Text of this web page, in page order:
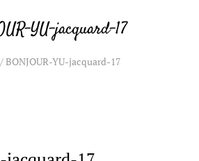
YU-jacquard-17
/BONJOUR-YU-jacquard-17